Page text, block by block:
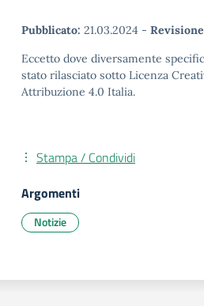
Pubblicato: 21.03.2024 -
Eccetto dove diversamente
stato rilasciato sotto Licenza
Attribuzione 4.0 Italia.
Stampa / Condividi
Argomenti
Notizie